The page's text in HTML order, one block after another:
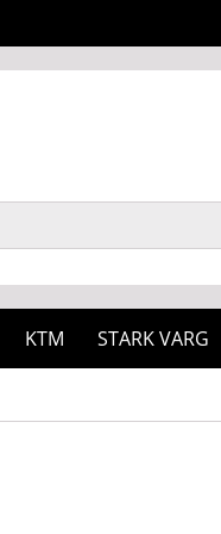
KTM STARK VARG